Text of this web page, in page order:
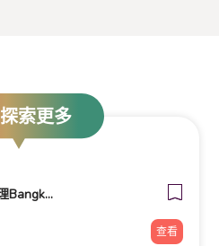
探索更多
曼谷小熊泰式料理Bangkok Bear Thai Cuisine
查看